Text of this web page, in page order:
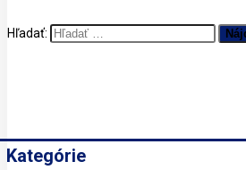
Hľadať:
Kategórie